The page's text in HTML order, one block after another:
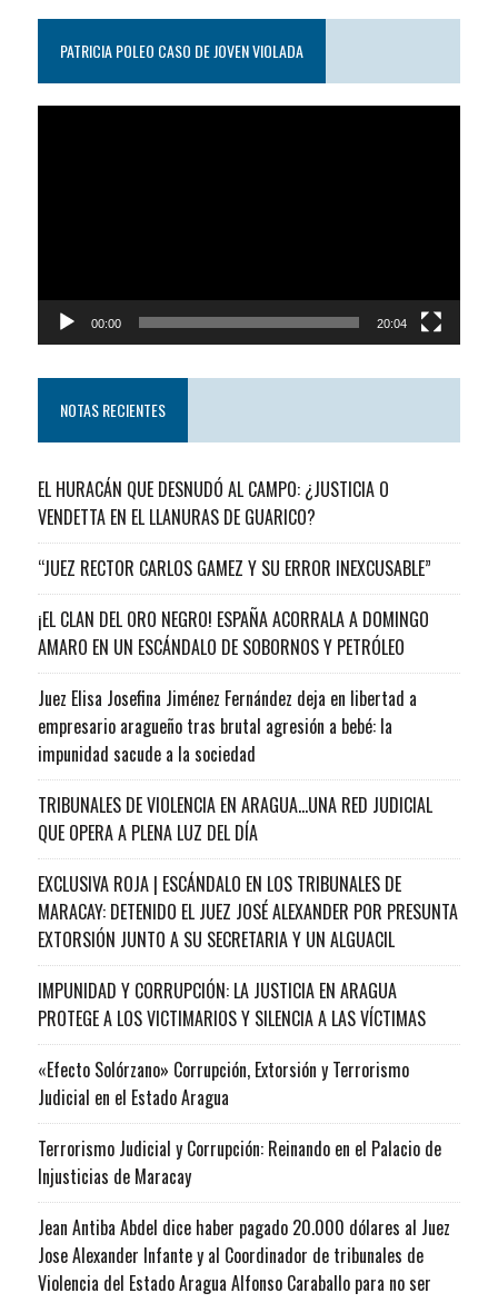
PATRICIA POLEO CASO DE JOVEN VIOLADA
00:00 20:04
NOTAS RECIENTES
EL HURACÁN QUE DESNUDÓ AL CAMPO: ¿JUSTICIA O
VENDETTA EN EL LLANURAS DE GUARICO?
“JUEZ RECTOR CARLOS GAMEZ Y SU ERROR INEXCUSABLE”
¡EL CLAN DEL ORO NEGRO! ESPAÑA ACORRALA A DOMINGO
AMARO EN UN ESCÁNDALO DE SOBORNOS Y PETRÓLEO
Juez Elisa Josefina Jiménez Fernández deja en libertad a
empresario aragueño tras brutal agresión a bebé: la
impunidad sacude a la sociedad
TRIBUNALES DE VIOLENCIA EN ARAGUA…UNA RED JUDICIAL
QUE OPERA A PLENA LUZ DEL DÍA
EXCLUSIVA ROJA | ESCÁNDALO EN LOS TRIBUNALES DE
MARACAY: DETENIDO EL JUEZ JOSÉ ALEXANDER POR PRESUNTA
EXTORSIÓN JUNTO A SU SECRETARIA Y UN ALGUACIL
IMPUNIDAD Y CORRUPCIÓN: LA JUSTICIA EN ARAGUA
PROTEGE A LOS VICTIMARIOS Y SILENCIA A LAS VÍCTIMAS
«Efecto Solórzano» Corrupción, Extorsión y Terrorismo
Judicial en el Estado Aragua
Terrorismo Judicial y Corrupción: Reinando en el Palacio de
Injusticias de Maracay
Jean Antiba Abdel dice haber pagado 20.000 dólares al Juez
Jose Alexander Infante y al Coordinador de tribunales de
Violencia del Estado Aragua Alfonso Caraballo para no ser